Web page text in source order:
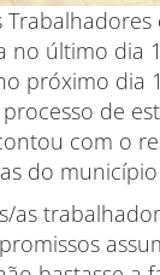
no último dia
próximo dia
de
com o
do
as